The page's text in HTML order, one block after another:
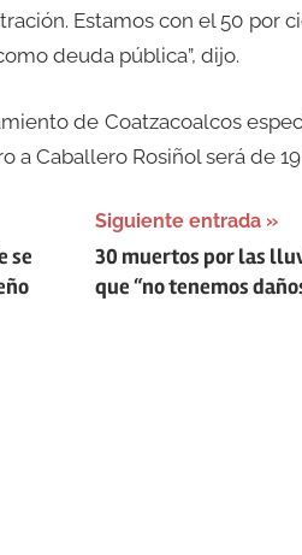
Estamos con el 50 por
deuda pública”, dijo.
de Coatzacoalcos
a Caballero Rosiñol será de
se
Siguiente entrada
30 muertos por las
que “no tenemos